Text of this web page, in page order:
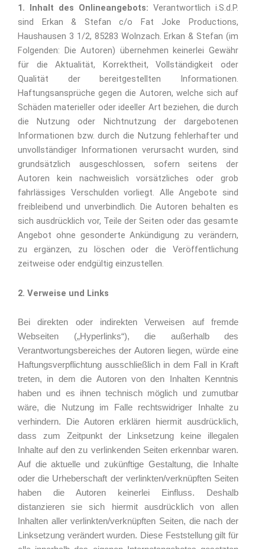
1. Inhalt des Onlineangebots: Verantwortlich i.S.d.P.
sind Erkan & Stefan c/o Fat Joke Productions,
Haushausen 3 1/2, 85283 Wolnzach. Erkan & Stefan (im
Folgenden: Die Autoren) übernehmen keinerlei Gewähr
für die Aktualität, Korrektheit, Vollständigkeit oder
Qualität der bereitgestellten Informationen.
Haftungsansprüche gegen die Autoren, welche sich auf
Schäden materieller oder ideeller Art beziehen, die durch
die Nutzung oder Nichtnutzung der dargebotenen
Informationen bzw. durch die Nutzung fehlerhafter und
unvollständiger Informationen verursacht wurden, sind
grundsätzlich ausgeschlossen, sofern seitens der
Autoren kein nachweislich vorsätzliches oder grob
fahrlässiges Verschulden vorliegt. Alle Angebote sind
freibleibend und unverbindlich. Die Autoren behalten es
sich ausdrücklich vor, Teile der Seiten oder das gesamte
Angebot ohne gesonderte Ankündigung zu verändern,
zu ergänzen, zu löschen oder die Veröffentlichung
zeitweise oder endgültig einzustellen.
2. Verweise und Links
Bei direkten oder indirekten Verweisen auf fremde
Webseiten („Hyperlinks“), die außerhalb des
Verantwortungsbereiches der Autoren liegen, würde eine
Haftungsverpflichtung ausschließlich in dem Fall in Kraft
treten, in dem die Autoren von den Inhalten Kenntnis
haben und es ihnen technisch möglich und zumutbar
wäre, die Nutzung im Falle rechtswidriger Inhalte zu
verhindern. Die Autoren erklären hiermit ausdrücklich,
dass zum Zeitpunkt der Linksetzung keine illegalen
Inhalte auf den zu verlinkenden Seiten erkennbar waren.
Auf die aktuelle und zukünftige Gestaltung, die Inhalte
oder die Urheberschaft der verlinkten/verknüpften Seiten
haben die Autoren keinerlei Einfluss. Deshalb
distanzieren sie sich hiermit ausdrücklich von allen
Inhalten aller verlinkten/verknüpften Seiten, die nach der
Linksetzung verändert wurden. Diese Feststellung gilt für